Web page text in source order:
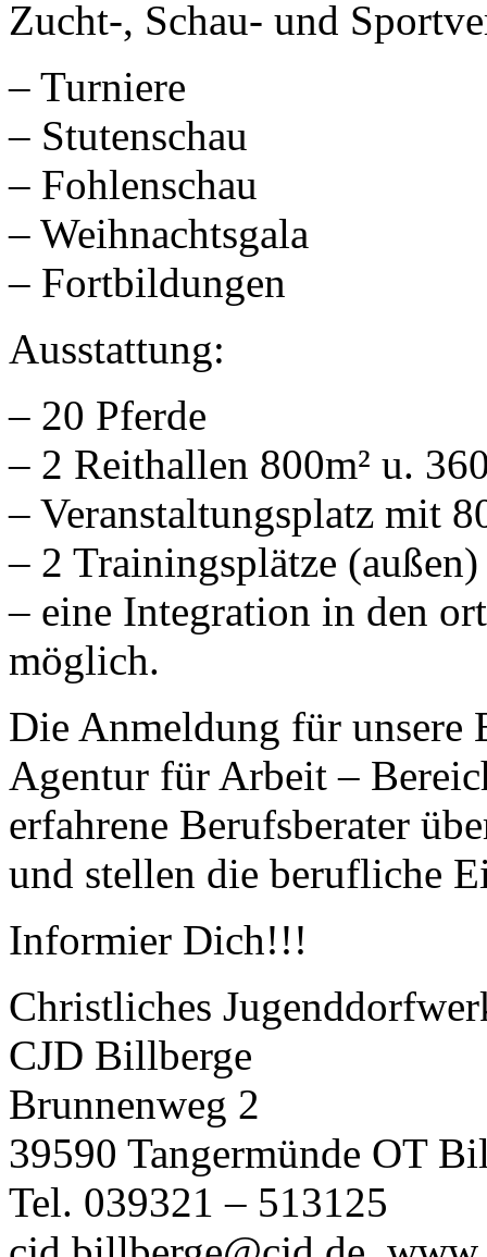
Zucht-, Schau- und
– Turniere
– Stutenschau
– Fohlenschau
– Weihnachtsgala
– Fortbildungen
Ausstattung:
– 20 Pferde
– 2 Reithallen 800m² u.
– Veranstaltungsplatz mit
– 2 Trainingsplätze
– eine Integration in den
möglich.
Die Anmeldung für
Agentur für Arbeit –
erfahrene Berufsberater
und stellen die berufliche
Informier Dich!!!
Christliches
CJD Billberge
Brunnenweg 2
39590 Tangermünde OT
Tel. 039321 – 513125